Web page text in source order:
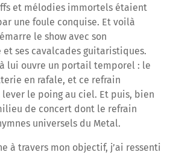
et mélodies immortels étaient
une foule conquise. Et voilà
le show avec son
ses cavalcades guitaristiques.
lui ouvre un portail temporel : le
en rafale, et ce refrain
le poing au ciel. Et puis, bien
de concert dont le refrain
universels du Metal.
à travers mon objectif, j’ai ressenti